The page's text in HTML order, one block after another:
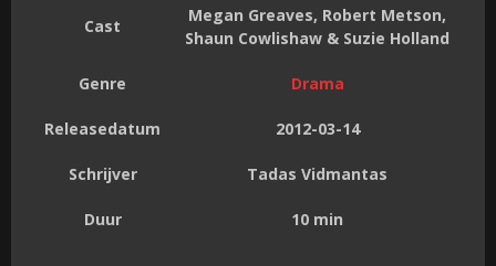
Cast
Megan Greaves, Robert Metson,
Shaun Cowlishaw & Suzie Holland
Genre Drama
Releasedatum 2012-03-14
Schrijver Tadas Vidmantas
Duur 10 min